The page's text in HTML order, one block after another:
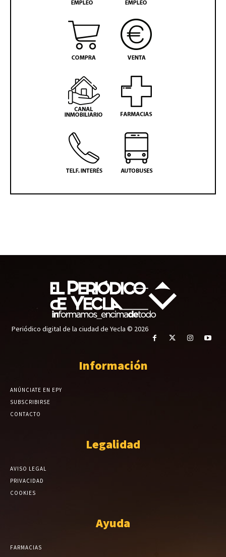
Periódico digital de la ciudad de Yecla © 2026
Información
ANÚNCIATE EN EPY
SUBSCRIBIRSE
CONTACTO
Legalidad
AVISO LEGAL
PRIVACIDAD
COOKIES
Ayuda
FARMACIAS